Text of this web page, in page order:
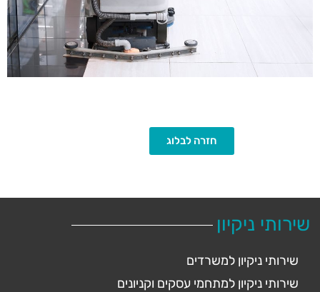
חזרה לבלוג
שירותי ניקיון
שירותי ניקיון למשרדים
שירותי ניקיון למתחמי עסקים וקניונים